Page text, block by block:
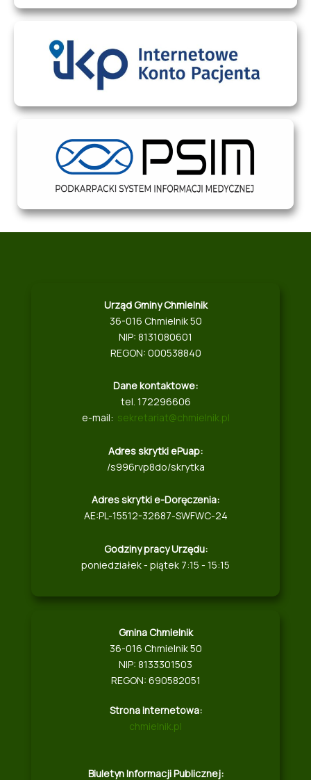
Urząd Gminy Chmielnik
36-016 Chmielnik 50
NIP: 8131080601
REGON: 000538840
Dane kontaktowe:
tel. 172296606
e-mail: sekretariat@chmielnik.pl
Adres skrytki ePuap:
/s996rvp8do/skrytka
Adres skrytki e-Doręczenia:
AE:PL-15512-32687-SWFWC-24
Godziny pracy Urzędu:
poniedziałek - piątek 7:15 - 15:15
Gmina Chmielnik
36-016 Chmielnik 50
NIP: 8133301503
REGON: 690582051
Strona internetowa:
chmielnik.pl
Biuletyn Informacji Publicznej: